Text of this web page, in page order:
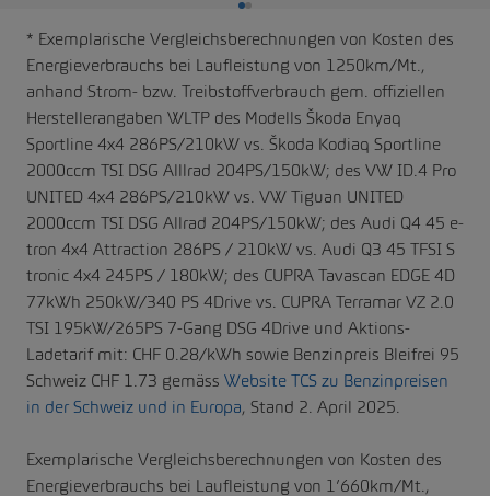
* Exemplarische Vergleichsberechnungen von Kosten des
Energieverbrauchs bei Laufleistung von 1250km/Mt.,
anhand Strom- bzw. Treibstoffverbrauch gem. offiziellen
Herstellerangaben WLTP des Modells Škoda Enyaq
Sportline 4x4 286PS/210kW vs. Škoda Kodiaq Sportline
2000ccm TSI DSG Alllrad 204PS/150kW; des VW ID.4 Pro
UNITED 4x4 286PS/210kW vs. VW Tiguan UNITED
2000ccm TSI DSG Allrad 204PS/150kW; des Audi Q4 45 e-
tron 4x4 Attraction 286PS / 210kW vs. Audi Q3 45 TFSI S
tronic 4x4 245PS / 180kW; des CUPRA Tavascan EDGE 4D
77kWh 250kW/340 PS 4Drive vs. CUPRA Terramar VZ 2.0
TSI 195kW/265PS 7-Gang DSG 4Drive und Aktions-
Ladetarif mit: CHF 0.28/kWh sowie Benzinpreis Bleifrei 95
Schweiz CHF 1.73 gemäss Website TCS zu Benzinpreisen
in der Schweiz und in Europa, Stand 2. April 2025.
Exemplarische Vergleichsberechnungen von Kosten des
Energieverbrauchs bei Laufleistung von 1’660km/Mt.,